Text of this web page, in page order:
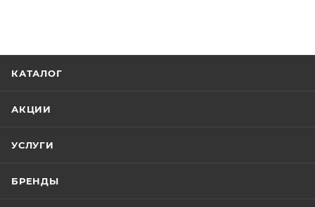
КАТАЛОГ
АКЦИИ
УСЛУГИ
БРЕНДЫ